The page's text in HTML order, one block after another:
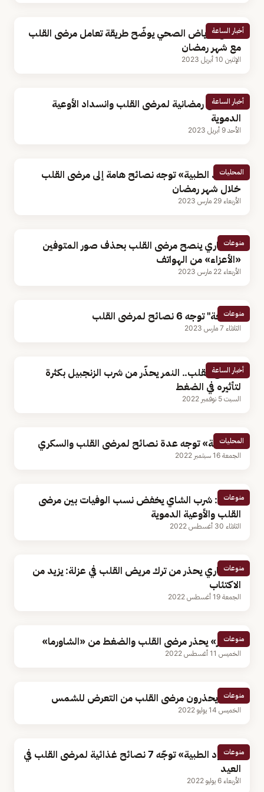
أخبار الساعة
تجمع الرياض الصحي يوضّح طريقة تعامل مرضى القلب
مع شهر رمضان
الإثنين 10 أبريل 2023
أخبار الساعة
3 نصائح رمضانية لمرضى القلب وانسداد الأوعية
الدموية
الأحد 9 أبريل 2023
المحليات
«سعود الطبية» توجه نصائح هامة إلى مرضى القلب
خلال شهر رمضان
الأربعاء 29 مارس 2023
منوعات
استشاري ينصح مرضى القلب بحذف صور المتوفين
«الأعزاء» من الهواتف
الأربعاء 22 مارس 2023
منوعات
"الصحة" توجه 6 نصائح لمرضى القلب
الثلاثاء 7 مارس 2023
أخبار الساعة
لمرضى القلب.. النمر يحذّر من شرب الزنجبيل بكثرة
لتأثيره في الضغط
السبت 5 نوفمبر 2022
المحليات
«الصحة» توجه عدة نصائح لمرضى القلب والسكري
الجمعة 16 سبتمبر 2022
منوعات
دراسة: شرب الشاي يخفض نسب الوفيات بين مرضى
القلب والأوعية الدموية
الثلاثاء 30 أغسطس 2022
منوعات
استشاري يحذر من ترك مريض القلب في عزلة: يزيد من
الاكتئاب
الجمعة 19 أغسطس 2022
منوعات
«النمر» يحذر مرضى القلب والضغط من «الشاورما»
الخميس 11 أغسطس 2022
منوعات
خبراء يحذرون مرضى القلب من التعرض للشمس
الخميس 14 يوليو 2022
منوعات
«سعود الطبية» توجّه 7 نصائح غذائية لمرضى القلب في
العيد
الأربعاء 6 يوليو 2022